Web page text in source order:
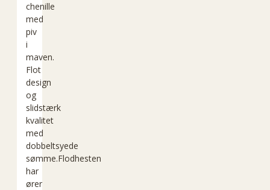
chenille
med
piv
i
maven.
Flot
design
og
slidstærk
kvalitet
med
dobbeltsyede
sømme.Flodhesten
har
ører